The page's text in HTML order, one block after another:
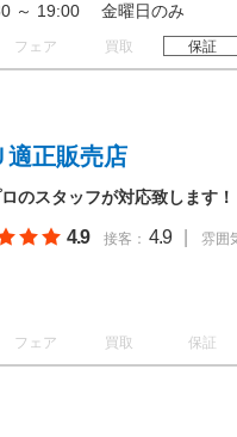
～ 19:00 金曜日のみ
フェア 買取 保証
正販売店
のスタッフが対応致します！
4.9 接客： 4.9 雰囲
フェア 買取 保証